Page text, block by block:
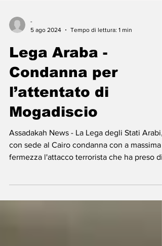
5 ago 2024
Tempo di lettura: 1 min
Lega Araba -
Condanna per
l’attentato di
Mogadiscio
Assadakah News - La Lega degli Stati Arabi,
con sede al Cairo condanna con a massima
mira...